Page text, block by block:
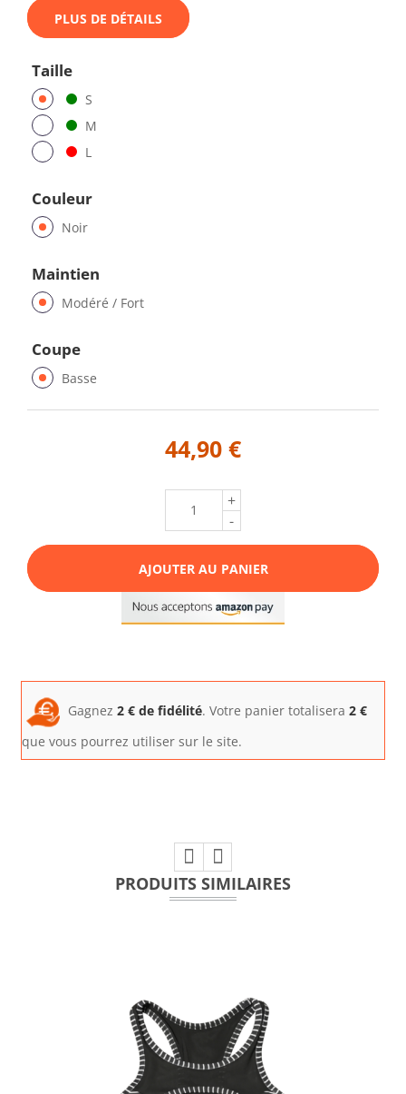
PLUS DE DÉTAILS
Taille
S
M
L
Couleur
Noir
Maintien
Modéré / Fort
Coupe
Basse
44,90 €
+
-
AJOUTER AU PANIER
Gagnez 2 € de fidélité. Votre panier totalisera 2 €
que vous pourrez utiliser sur le site.
PRODUITS SIMILAIRES